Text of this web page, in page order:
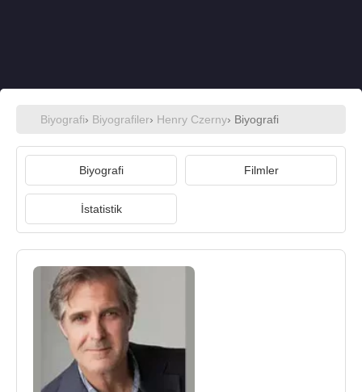
Biyografi› Biyografiler› Henry Czerny› Biyografi
Biyografi Filmler
İstatistik